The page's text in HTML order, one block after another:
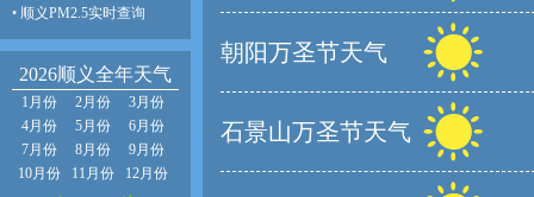
• 顺义PM2.5实时查询
2026顺义全年天气
1月份 2月份
3月份
4月份
5月份
6月份
7月份
8月份
9月份
10月份
11月份 12月份
朝阳万圣节天气
石景山万圣节天气